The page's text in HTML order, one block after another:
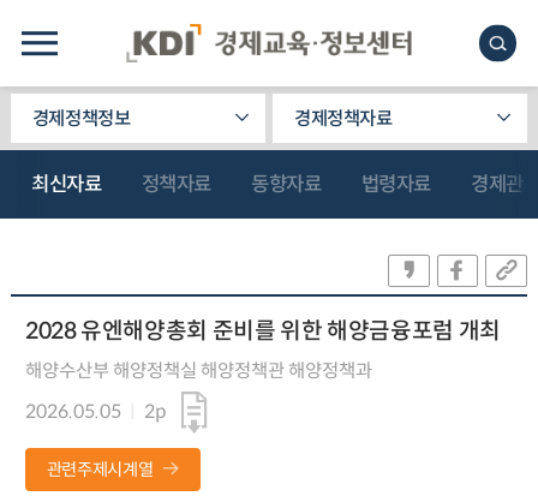
경제정책정보 경제정책자료
최신자료 정책자료 동향자료 법령자료 경제관
2028 유엔해양총회 준비를 위한 해양금융포럼 개최
해양수산부 해양정책실 해양정책관 해양정책과
2026.05.05
2p
관련주제시계열